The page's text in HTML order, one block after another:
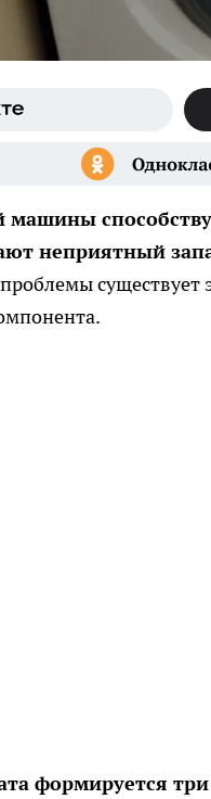
машины
неприятный
формируется